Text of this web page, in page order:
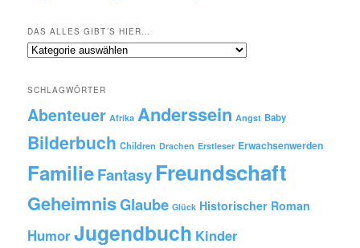
DAS ALLES GIBT´S HIER…
Das
´s
hier…
SCHLAGWÖRTER
Abenteuer Afrika Anderssein Angst Baby
Bilderbuch Children Drachen Erstleser Erwachsenwerden
FamilieFantasy Freundschaft
GeheimnisGlaube Glück Historischer Roman
HumorJugendbuch Kinder